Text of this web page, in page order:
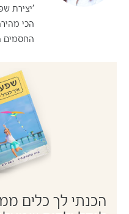
'יצירת
הכי
החסמים
הכנתי לך כלים